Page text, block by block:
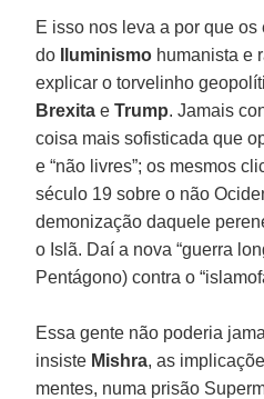
E isso nos leva a por que
do
Iluminismo humanista e
explicar o torvelinho
Brexita eTrump. Jamais
coisa mais sofisticada que
e “não livres”; os mesmos
século 19 sobre o não
demonização daquele
o Islã. Daí a nova “guerra
Pentágono) contra o
Essa gente não poderia
insiste Mishra, as
mentes, numa prisão